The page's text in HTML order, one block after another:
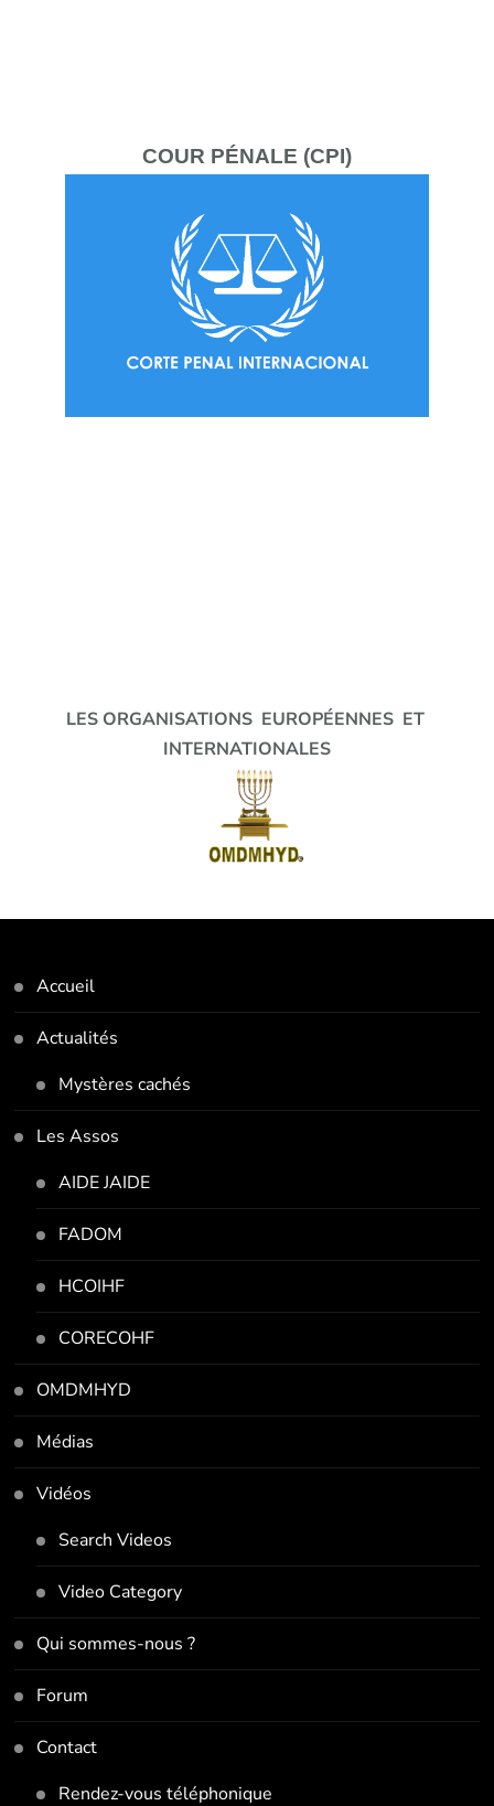
COUR PÉNALE (CPI)
LES ORGANISATIONS EUROPÉENNES ET
INTERNATIONALES
Accueil
Actualités
Mystères cachés
Les Assos
AIDE JAIDE
FADOM
HCOIHF
CORECOHF
OMDMHYD
Médias
Vidéos
Search Videos
Video Category
Qui sommes-nous ?
Forum
Contact
Rendez-vous téléphonique